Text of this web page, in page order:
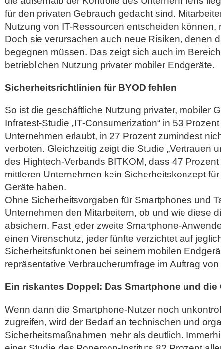
für den privaten Gebrauch gedacht sind.
Nutzung von IT-Ressourcen entscheiden können,
Doch sie verursachen auch neue Risiken, denen
begegnen müssen. Das zeigt sich auch im
betrieblichen Nutzung privater mobiler Endgeräte.
Sicherheitsrichtlinien für BYOD fehlen
So ist die geschäftliche Nutzung privater, mobiler
Infratest-Studie „IT-Consumerization“ in 53
Unternehmen erlaubt, in 27 Prozent zumindest
verboten. Gleichzeitig zeigt die Studie „Vertrauen
des Hightech-Verbands BITKOM, dass 47
mittleren Unternehmen kein Sicherheitskonzept
Geräte haben.
Ohne Sicherheitsvorgaben für Smartphones und
Unternehmen den Mitarbeitern, ob und wie diese
absichern. Fast jeder zweite Smartphone-
einen Virenschutz, jeder fünfte verzichtet auf
Sicherheitsfunktionen bei seinem mobilen
repräsentative Verbraucherumfrage im Auftrag
Ein riskantes Doppel: Das Smartphone und die
Wenn dann die Smartphone-Nutzer noch
zugreifen, wird der Bedarf an technischen und
Sicherheitsmaßnahmen mehr als deutlich.